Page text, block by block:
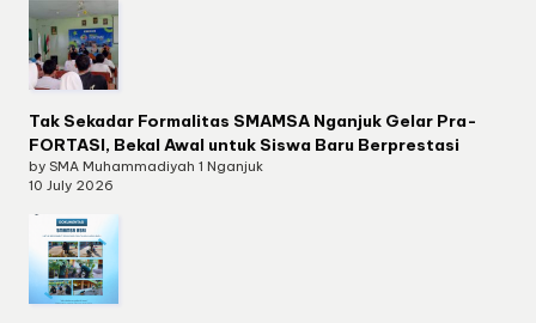
Tak Sekadar Formalitas SMAMSA Nganjuk Gelar Pra-
FORTASI, Bekal Awal untuk Siswa Baru Berprestasi
by SMA Muhammadiyah 1 Nganjuk
10 July 2026